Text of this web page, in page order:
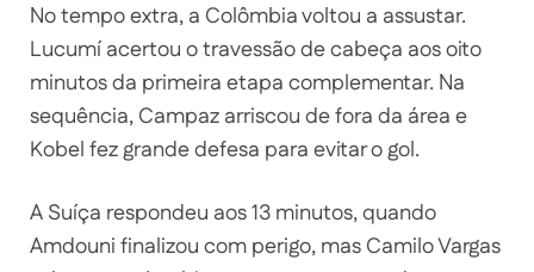
No tempo extra, a Colômbia voltou a assustar.
Lucumí acertou o travessão de cabeça aos oito
minutos da primeira etapa complementar. Na
sequência, Campaz arriscou de fora da área e
Kobel fez grande defesa para evitar o gol.
A Suíça respondeu aos 13 minutos, quando
Amdouni finalizou com perigo, mas Camilo Vargas